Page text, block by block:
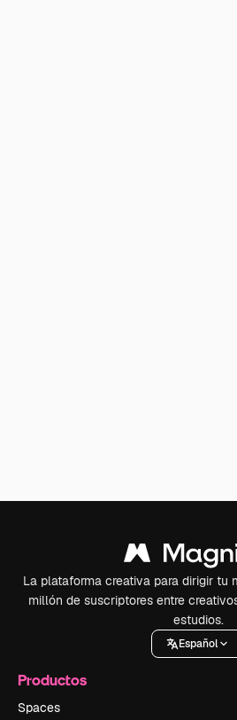
La plataforma creativa para dirigir tu
millón de suscriptores entre
estudios.
Español
Productos
Spaces